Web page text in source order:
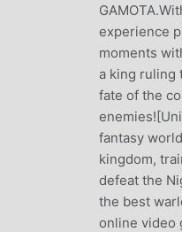
experience
moments
a king ruling
fate of the
fantasy
kingdom,
defeat the
the best
online video